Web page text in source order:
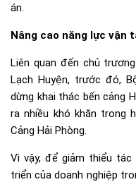
án.
Nâng cao năng lực vận
Liên quan đến chủ
Lạch Huyện, trước đó,
dừng khai thác bến cảng
ra nhiều khó khăn trong
Cảng Hải Phòng.
Vì vậy, để giảm thiểu
triển của doanh nghiệp